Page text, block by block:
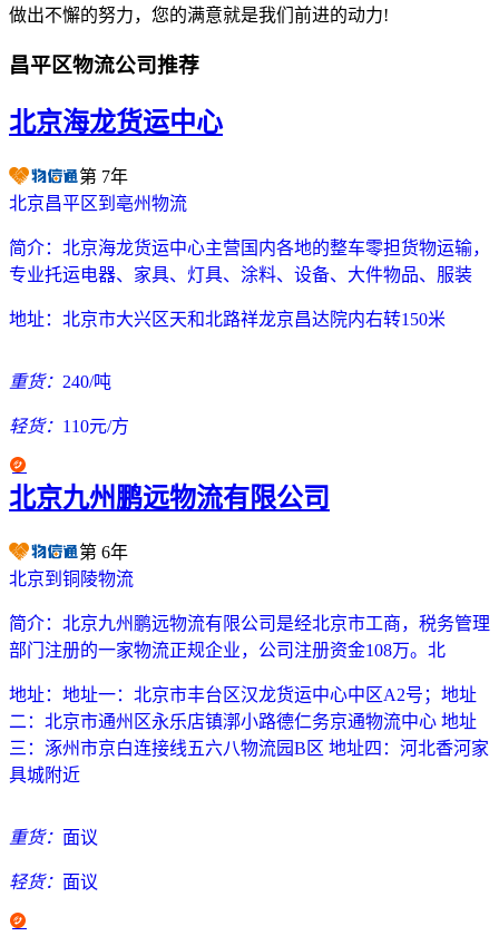
做出不懈的努力，您的满意就是我们前进的动力!
昌平区物流公司推荐
北京海龙货运中心
第 7年
北京昌平区到亳州物流
简介： 北京海龙货运中心主营国内各地的整车零担货物运输，
专业托运电器、家具、灯具、涂料、设备、大件物品、服装
地址： 北京市大兴区天和北路祥龙京昌达院内右转150米
重货： 240/吨
轻货： 110元/方
北京九州鹏远物流有限公司
第 6年
北京到铜陵物流
简介： 北京九州鹏远物流有限公司是经北京市工商，税务管理
部门注册的一家物流正规企业，公司注册资金108万。北
地址： 地址一：北京市丰台区汉龙货运中心中区A2号；地址
二：北京市通州区永乐店镇漷小路德仁务京通物流中心 地址
三：涿州市京白连接线五六八物流园B区 地址四：河北香河家
具城附近
重货： 面议
轻货： 面议